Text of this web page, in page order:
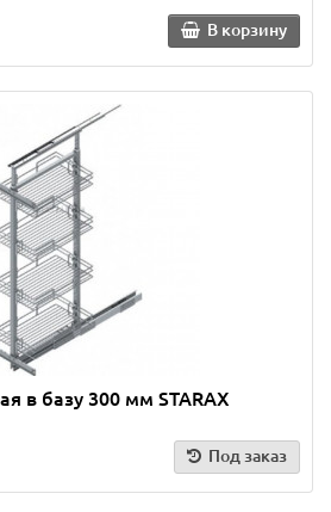
В корзину
в базу 300 мм STARAX
Под заказ